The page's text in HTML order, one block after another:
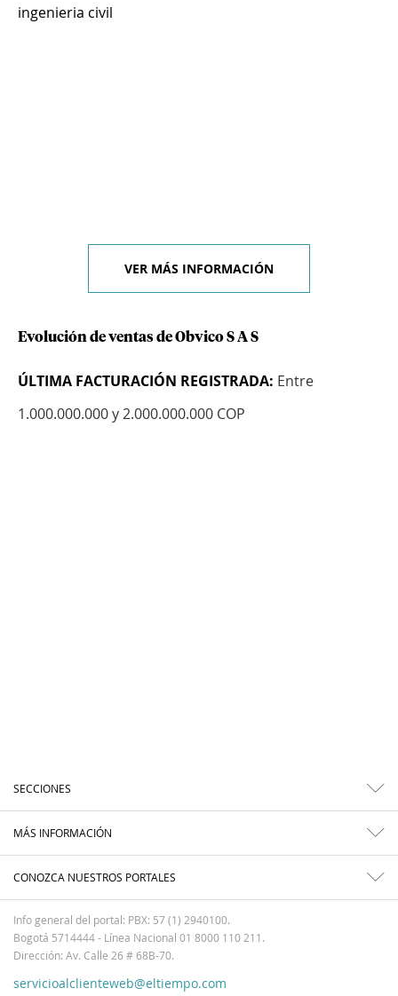
ingenieria civil
VER MÁS INFORMACIÓN
Evolución de ventas de Obvico S A S
ÚLTIMA FACTURACIÓN REGISTRADA: Entre
1.000.000.000 y 2.000.000.000 COP
SECCIONES
MÁS INFORMACIÓN
CONOZCA NUESTROS PORTALES
Info general del portal: PBX: 57 (1) 2940100.
Bogotá 5714444 - Línea Nacional 01 8000 110 211.
Dirección: Av. Calle 26 # 68B-70.
servicioalclienteweb@eltiempo.com